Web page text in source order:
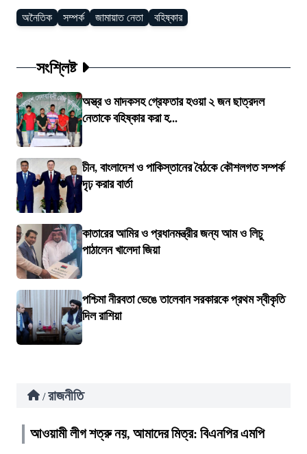
অনৈতিক সম্পর্ক জামায়াত নেতা বহিষ্কার
সংশ্লিষ্ট
অস্ত্র ও মাদকসহ গ্রেফতার হওয়া ২ জন ছাত্রদল
নেতাকে বহিষ্কার করা হ...
চীন, বাংলাদেশ ও পাকিস্তানের বৈঠকে কৌশলগত সম্পর্ক
দৃঢ় করার বার্তা
কাতারের আমির ও প্রধানমন্ত্রীর জন্য আম ও লিচু
পাঠালেন খালেদা জিয়া
পশ্চিমা নীরবতা ভেঙে তালেবান সরকারকে প্রথম স্বীকৃতি
দিল রাশিয়া
/ রাজনীতি
আওয়ামী লীগ শত্রু নয়, আমাদের মিত্র: বিএনপির এমপি